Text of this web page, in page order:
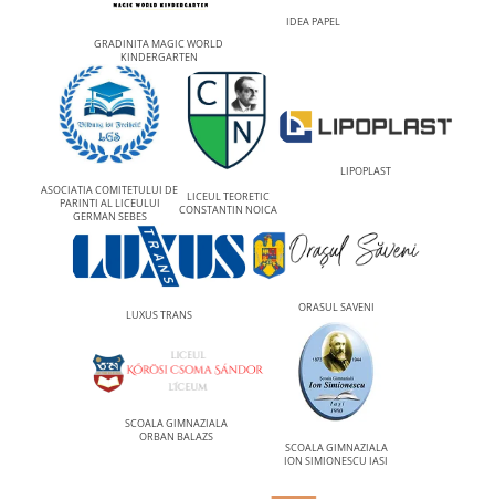
GRADINITA MAGIC WORLD
KINDERGARTEN
IDEA PAPEL
ASOCIATIA COMITETULUI DE
PARINTI AL LICEULUI
GERMAN SEBES
LICEUL TEORETIC
CONSTANTIN NOICA
LIPOPLAST
LUXUS TRANS
ORASUL SAVENI
SCOALA GIMNAZIALA
ORBAN BALAZS
SCOALA GIMNAZIALA
ION SIMIONESCU IASI